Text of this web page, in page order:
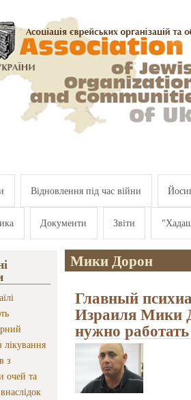
Відновлення під час війни
Документи Звіти
лікування
з
очей та
Мики Дорон
Главный
Израиля Мики
нужно